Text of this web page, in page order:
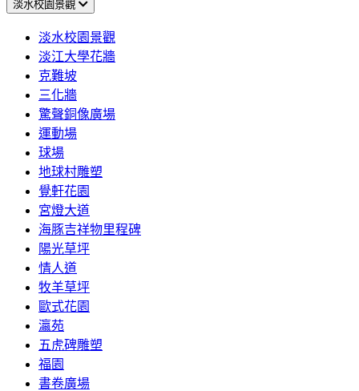
淡水校園景觀
淡水校園景觀
淡江大學花牆
克難坡
三化牆
驚聲銅像廣場
運動場
球場
地球村雕塑
覺軒花園
宮燈大道
海豚吉祥物里程碑
陽光草坪
情人道
牧羊草坪
歐式花園
瀛苑
五虎碑雕塑
福園
書卷廣場